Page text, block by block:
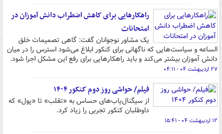
راهکارهایی برای کاهش اضطراب دانش آموزان در
امتحانات
یک مشاور نوجوانان گفت: گاهی تصمیمات خلق
الساعه و سیاست‌هایی که ناگهانی برای کنکور ابلاغ می‌شود استرس را در میان
دانش آموزان بیشتر می‌کند و باید راهکارهایی برای رفع این مشکل اجرا شود.
۲۷ اردیبهشت ۰۴ - ۰۴:۱۱
فیلم/ حواشی روز دوم کنکور ۱۴۰۴
از سیگنال‌یاب‌های حساس به «تقلب» تا «پول» که
داوطلبان کنکور تجربی را زیاد کرد.
۱۲ اردیبهشت ۰۴ - ۱۵:۴۱